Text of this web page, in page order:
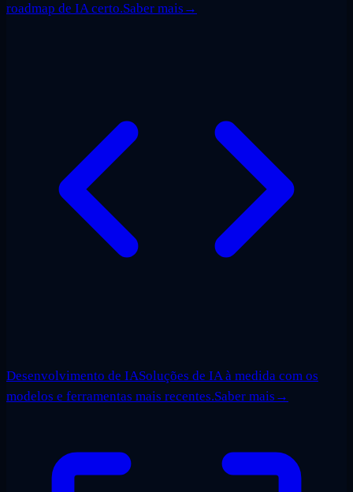
roadmap de IA certo.Saber mais →
Desenvolvimento de IASoluções de IA à medida com os
modelos e ferramentas mais recentes.Saber mais →